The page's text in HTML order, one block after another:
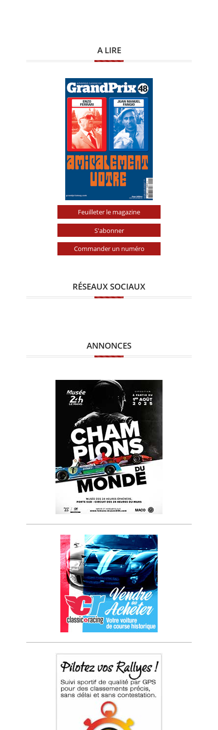
A LIRE
Feuilleter le magazine
S'abonner
Commander un numéro
RÉSEAUX SOCIAUX
ANNONCES